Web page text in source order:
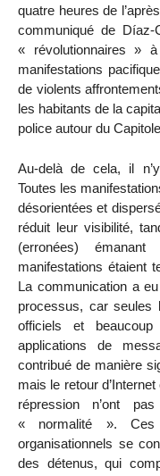
quatre heures de
communiqué de Díaz-
« révolutionnaires »
manifestations
de violents
les habitants de la
police autour du
Au-delà de cela, il
Toutes les
désorientées et
réduit leur visibilité,
(erronées)
manifestations étaient
La communication a
processus, car seules
officiels et
applications de
contribué de manière
mais le retour
répression n’ont
« normalité ». Ces
organisationnels se
des détenus, qui